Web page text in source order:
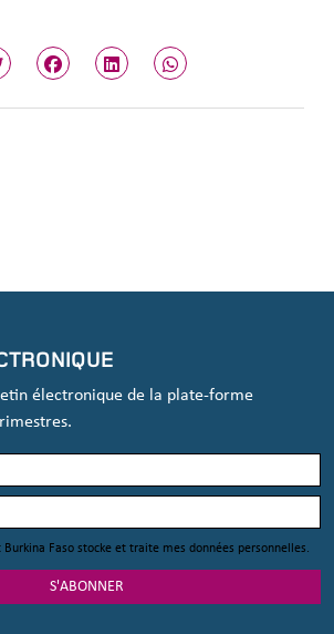
électronique de la plate-forme
Burkina Faso stocke et traite mes données personnelles.
S'ABONNER